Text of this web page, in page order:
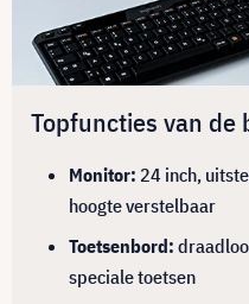
Topfuncties van de
Monitor: 24 inch,
hoogte verstelbaar
Toetsenbord:
speciale toetsen